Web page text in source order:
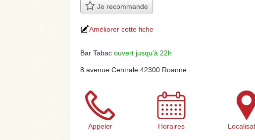
Je recommande
Améliorer cette fiche
Bar Tabac ouvert jusqu'à 22h
8 avenue Centrale 42300 Roanne
Appeler Horaires